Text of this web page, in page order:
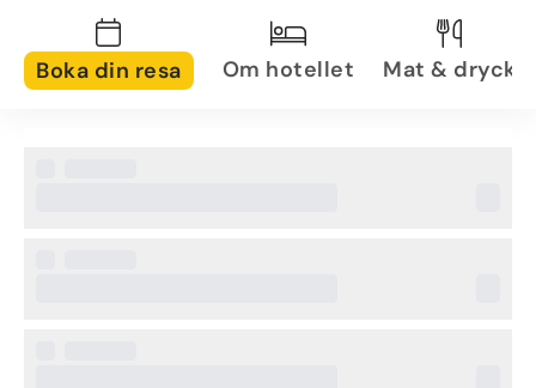
Boka din resa Om hotellet Mat & dryck